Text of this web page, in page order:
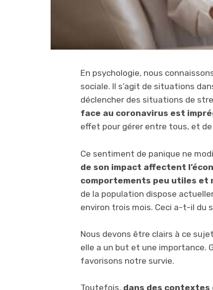
En psychologie, nous
sociale. Il s’agit de situations
déclencher des situations de
face au coronavirus est
effet pour gérer entre tous, et
Ce sentiment de panique ne
de son impact affectent
comportements peu utiles et
de la population dispose
environ trois mois. Ceci a-t-il du
Nous devons être clairs à ce
elle a un but et une importance.
favorisons notre survie.
Toutefois, dans des contextes